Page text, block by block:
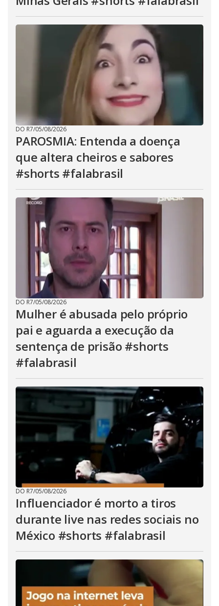
DO R7/05/08/2026
PAROSMIA: Entenda a doença
que altera cheiros e sabores
#shorts #falabrasil
DO R7/05/08/2026
Mulher é abusada pelo próprio
pai e aguarda a execução da
sentença de prisão #shorts
#falabrasil
DO R7/05/08/2026
Influenciador é morto a tiros
durante live nas redes sociais no
México #shorts #falabrasil